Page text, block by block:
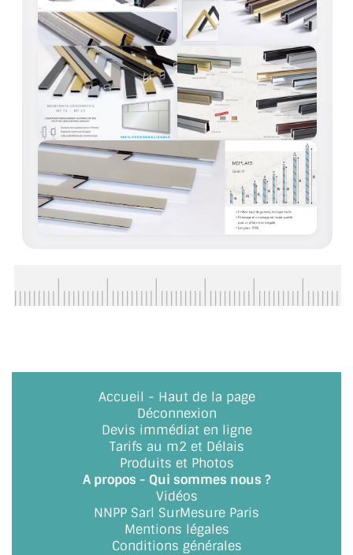
PORTE EN VERRE
GARDE CORPS EN VERRE
VERRIÈRE TYPE ATELIER
VERRES TEXTURÉS
PLEXIGLAS PMMA
DOUBLE VITRAGE
ACCESSOIRES & QUINCAILLERIE
VITRINE EN VERRE
CONNECTEURS ET ASSEMBLAGE DE VERRES
PLATS ET CORNIÈRES
LES CHARNIÈRES DE PORTE EN VERRE
BOUTONS ET POIGNÉES
Accueil - Haut de la page
Déconnexion
Devis immédiat en ligne
Tarifs au m2 et Délais
Produits et Photos
A propos - Qui sommes nous ?
Vidéos
NNPP Sarl SurMesure Paris
Mentions légales
Conditions générales